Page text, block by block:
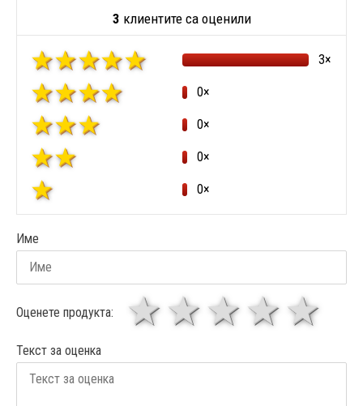
3 клиентите са оценили
3×
0×
0×
0×
0×
Име
Оценете продукта: 4
3
звезди
1 звезда
Текст за оценка